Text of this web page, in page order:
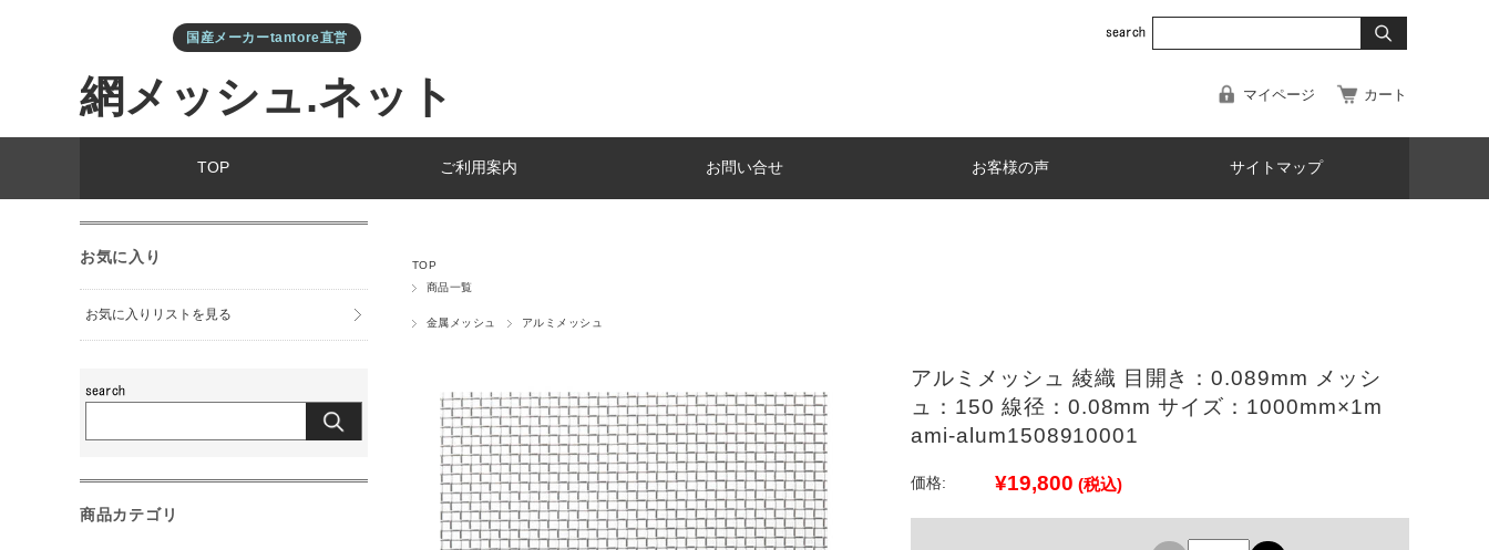
網メッシュ.ネット
国産メーカーtantore直営
マイページ カート
TOP ご利用案内 お問い合せ お客様の声 サイトマップ
TOP
商品一覧
金属メッシュ アルミメッシュ
アルミメッシュ 綾織 目開き：0.089mm メッシ
ュ：150 線径：0.08mm サイズ：1000mm×1m
ami-alum1508910001
価格: ¥19,800 (税込)
お気に入り
お気に入りリストを見る
商品カテゴリ